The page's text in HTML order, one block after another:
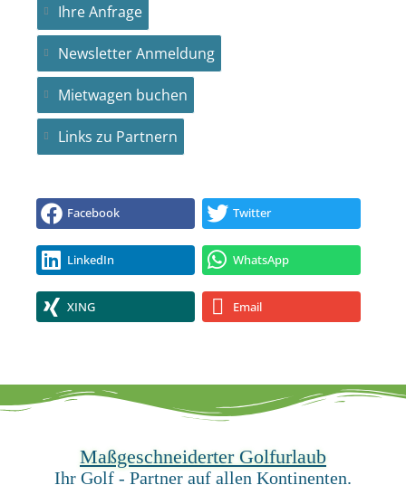
Ihre Anfrage
Newsletter Anmeldung
Mietwagen buchen
Links zu Partnern
Facebook Twitter
LinkedIn WhatsApp
XING Email
Maßgeschneiderter Golfurlaub
Ihr Golf - Partner auf allen Kontinenten.